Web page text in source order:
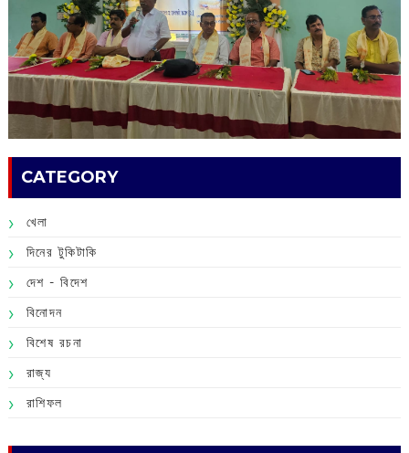
CATEGORY
খেলা
দিনের টুকিটাকি
দেশ - বিদেশ
বিনোদন
বিশেষ রচনা
রাজ্য
রাশিফল